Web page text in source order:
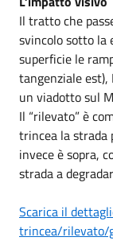
Il tratto che
svincolo sotto la
superficie le
tangenziale
un viadotto sul
Il “rilevato” è
trincea la strada
invece è sopra,
strada a
Scarica il
trincea/rilevato/